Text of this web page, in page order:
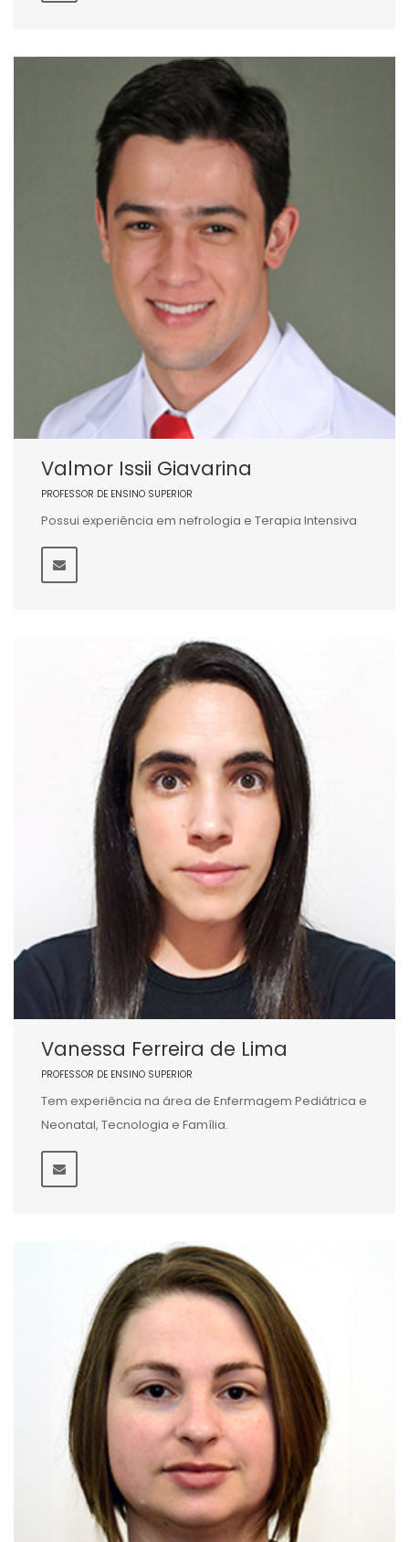
Valmor Issii Giavarina
PROFESSOR DE ENSINO SUPERIOR
Possui experiência em nefrologia e Terapia Intensiva
Vanessa Ferreira de Lima
PROFESSOR DE ENSINO SUPERIOR
Tem experiência na área de Enfermagem Pediátrica e
Neonatal, Tecnologia e Família.